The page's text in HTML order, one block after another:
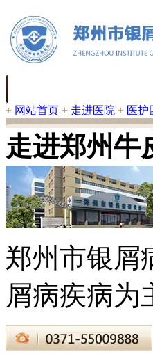
+ 网站首页 + 走进医院 + 医护
走进郑州牛
郑州市银屑
屑病疾病为